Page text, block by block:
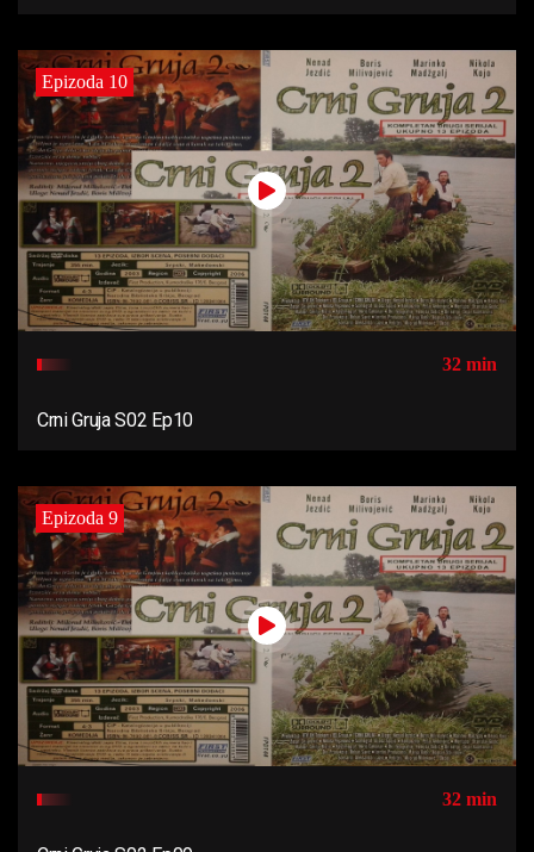
Epizoda 10
32 min
Crni Gruja S02 Ep10
Epizoda 9
32 min